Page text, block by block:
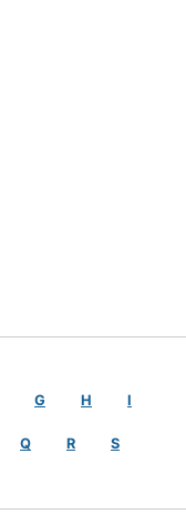
G H I
Q R S